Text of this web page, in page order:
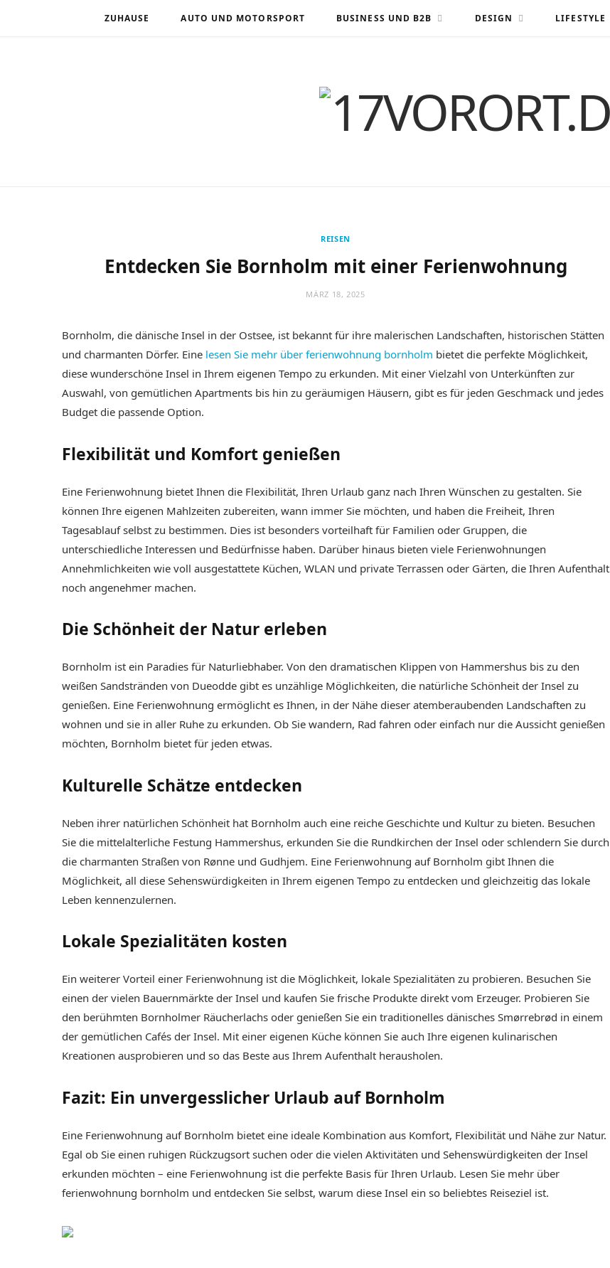
ZUHAUSE AUTO UND MOTORSPORT BUSINESS UND B2B DESIGN LIFESTYLE
REISEN
Entdecken Sie Bornholm mit einer Ferienwohnung
MÄRZ 18, 2025
Bornholm, die dänische Insel in der Ostsee, ist bekannt für ihre malerischen Landschaften, historischen Stätten
und charmanten Dörfer. Eine lesen Sie mehr über ferienwohnung bornholm bietet die perfekte Möglichkeit,
diese wunderschöne Insel in Ihrem eigenen Tempo zu erkunden. Mit einer Vielzahl von Unterkünften zur
Auswahl, von gemütlichen Apartments bis hin zu geräumigen Häusern, gibt es für jeden Geschmack und jedes
Budget die passende Option.
Flexibilität und Komfort genießen
Eine Ferienwohnung bietet Ihnen die Flexibilität, Ihren Urlaub ganz nach Ihren Wünschen zu gestalten. Sie
können Ihre eigenen Mahlzeiten zubereiten, wann immer Sie möchten, und haben die Freiheit, Ihren
Tagesablauf selbst zu bestimmen. Dies ist besonders vorteilhaft für Familien oder Gruppen, die
unterschiedliche Interessen und Bedürfnisse haben. Darüber hinaus bieten viele Ferienwohnungen
Annehmlichkeiten wie voll ausgestattete Küchen, WLAN und private Terrassen oder Gärten, die Ihren Aufenthalt
noch angenehmer machen.
Die Schönheit der Natur erleben
Bornholm ist ein Paradies für Naturliebhaber. Von den dramatischen Klippen von Hammershus bis zu den
weißen Sandstränden von Dueodde gibt es unzählige Möglichkeiten, die natürliche Schönheit der Insel zu
genießen. Eine Ferienwohnung ermöglicht es Ihnen, in der Nähe dieser atemberaubenden Landschaften zu
wohnen und sie in aller Ruhe zu erkunden. Ob Sie wandern, Rad fahren oder einfach nur die Aussicht genießen
möchten, Bornholm bietet für jeden etwas.
Kulturelle Schätze entdecken
Neben ihrer natürlichen Schönheit hat Bornholm auch eine reiche Geschichte und Kultur zu bieten. Besuchen
Sie die mittelalterliche Festung Hammershus, erkunden Sie die Rundkirchen der Insel oder schlendern Sie durch
die charmanten Straßen von Rønne und Gudhjem. Eine Ferienwohnung auf Bornholm gibt Ihnen die
Möglichkeit, all diese Sehenswürdigkeiten in Ihrem eigenen Tempo zu entdecken und gleichzeitig das lokale
Leben kennenzulernen.
Lokale Spezialitäten kosten
Ein weiterer Vorteil einer Ferienwohnung ist die Möglichkeit, lokale Spezialitäten zu probieren. Besuchen Sie
einen der vielen Bauernmärkte der Insel und kaufen Sie frische Produkte direkt vom Erzeuger. Probieren Sie
den berühmten Bornholmer Räucherlachs oder genießen Sie ein traditionelles dänisches Smørrebrød in einem
der gemütlichen Cafés der Insel. Mit einer eigenen Küche können Sie auch Ihre eigenen kulinarischen
Kreationen ausprobieren und so das Beste aus Ihrem Aufenthalt herausholen.
Fazit: Ein unvergesslicher Urlaub auf Bornholm
Eine Ferienwohnung auf Bornholm bietet eine ideale Kombination aus Komfort, Flexibilität und Nähe zur Natur.
Egal ob Sie einen ruhigen Rückzugsort suchen oder die vielen Aktivitäten und Sehenswürdigkeiten der Insel
erkunden möchten – eine Ferienwohnung ist die perfekte Basis für Ihren Urlaub. Lesen Sie mehr über
ferienwohnung bornholm und entdecken Sie selbst, warum diese Insel ein so beliebtes Reiseziel ist.